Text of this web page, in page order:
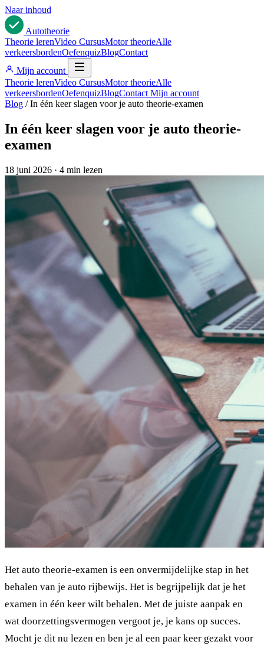
Naar inhoud
Autotheorie
Theorie lerenVideo CursusMotor theorieAlle
verkeersbordenOefenquizBlogContact
Mijn account
Theorie lerenVideo CursusMotor theorieAlle
verkeersbordenOefenquizBlogContact Mijn account
Blog / In één keer slagen voor je auto theorie-examen
In één keer slagen voor je auto theorie-
examen
18 juni 2026 · 4 min lezen
Het auto theorie-examen is een onvermijdelijke stap in het
behalen van je auto rijbewijs. Het is begrijpelijk dat je het
examen in één keer wilt behalen. Met de juiste aanpak en
wat doorzettingsvermogen vergoot je, je kans op succes.
Mocht je dit nu lezen en ben je al een paar keer gezakt voor